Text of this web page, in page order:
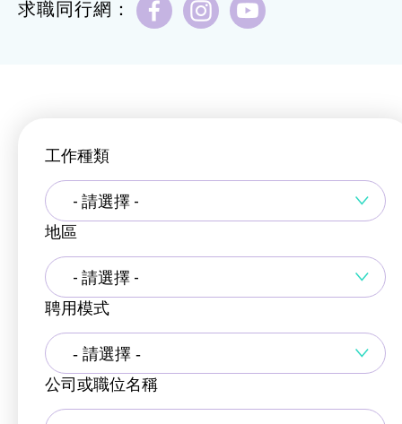
求職同行網：
工作種類
- 請選擇 -
地區
- 請選擇 -
聘用模式
公司或職位名稱